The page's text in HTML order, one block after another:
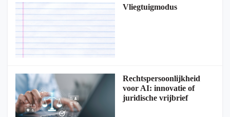
Vliegtuigmodus
Rechtspersoonlijkheid
voor AI: innovatie of
juridische vrijbrief